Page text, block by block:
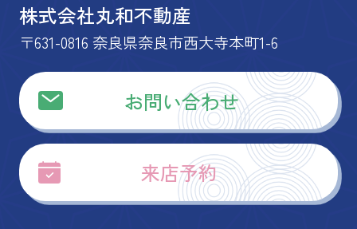
株式会社丸和不動産
〒631-0816 奈良県奈良市西大寺本町1-6
お問い合わせ
来店予約